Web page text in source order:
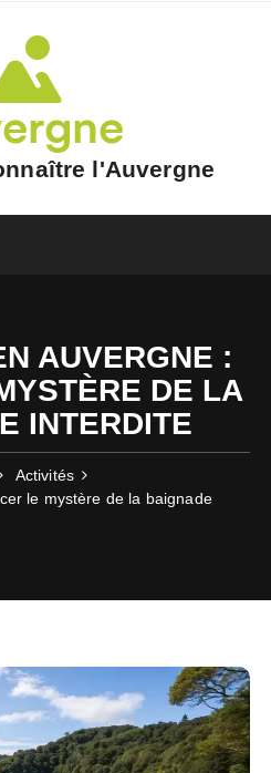
l'Auvergne
AUVERGNE :
DE LA
INTERDITE
Activités
le mystère de la baignade